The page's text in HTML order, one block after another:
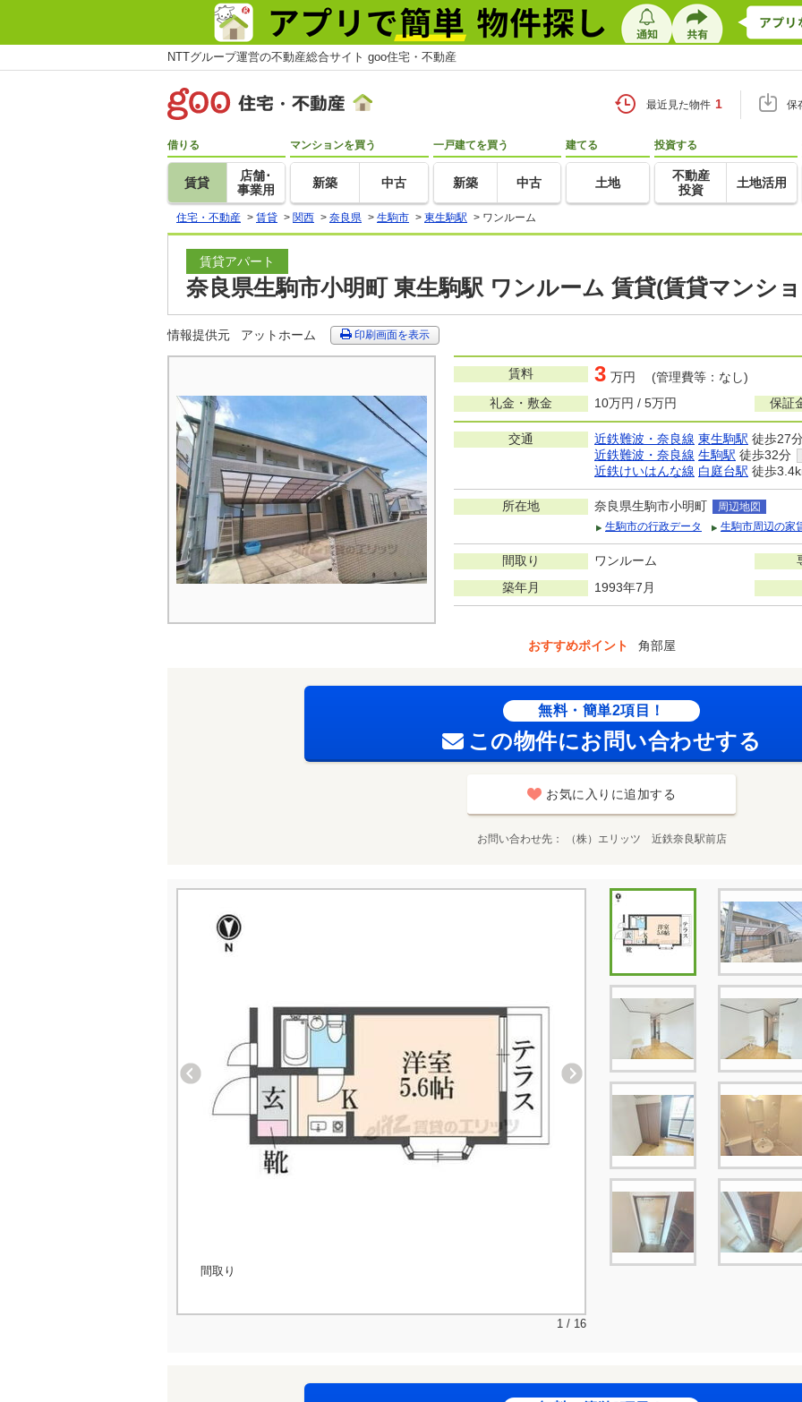
NTTグループ運営の不動産総合サイト goo住宅・不動産
最近見た物件 1 保
借りる
賃貸
店舗･
事業用
マンションを買う
新築 中古
一戸建てを買う
新築 中古
建てる
土地
投資する
不動産
投資
土地活用
住宅・不動産 > 賃貸 > 関西 > 奈良県 > 生駒市 > 東生駒駅 > ワンルーム
賃貸アパート
奈良県生駒市小明町 東生駒駅 ワンルーム 賃貸(賃貸マンシ
情報提供元 アットホーム 印刷画面を表示
賃料 3 万円 (管理費等：なし)
礼金・敷金
10万円 / 5万円 保証
交通 近鉄難波・奈良線 東生駒駅 徒歩27
近鉄難波・奈良線 生駒駅 徒歩32分
近鉄けいはんな線 白庭台駅 徒歩
所在地 奈良県生駒市小明町
周辺地図
生駒市の行政データ
生駒市周辺の家
間取り ワンルーム
築年月 1993年7月
おすすめポイント 角部屋
無料・簡単2項目！
この物件にお問い合わせする
お気に入りに追加する
お問い合わせ先 （株）エリッツ 近鉄奈良駅前店
間取り
1 / 16